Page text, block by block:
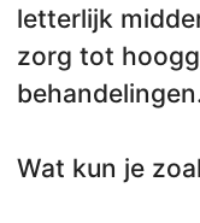
letterlijk
zorg tot
Wat kun je